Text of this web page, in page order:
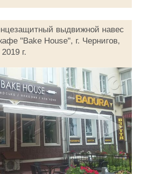
выдвижной навес
"Bake House", г. Чернигов,
г.
►